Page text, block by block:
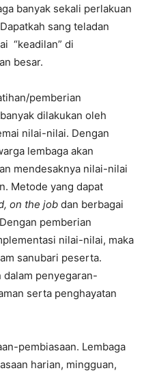
banyak sekali perlakuan
sang teladan
“keadilan” di
besar.
pemberian
dilakukan oleh
nilai-nilai. Dengan
lembaga akan
mendesaknya nilai-nilai
Metode yang dapat
on the job dan berbagai
pemberian
nilai-nilai, maka
sanubari peserta.
penyegaran-
serta penghayatan
pembiasaan. Lembaga
harian, mingguan,